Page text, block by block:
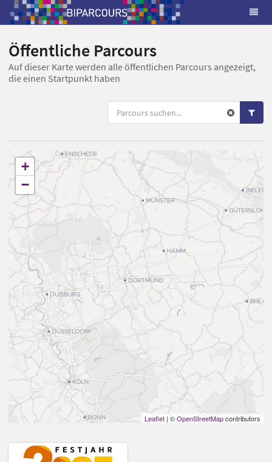
Öffentliche Parcours
Auf dieser Karte werden alle öffentlichen Parcours angezeigt,
die einen Startpunkt haben
+
−
Leaflet | ©OpenStreetMapcontributors